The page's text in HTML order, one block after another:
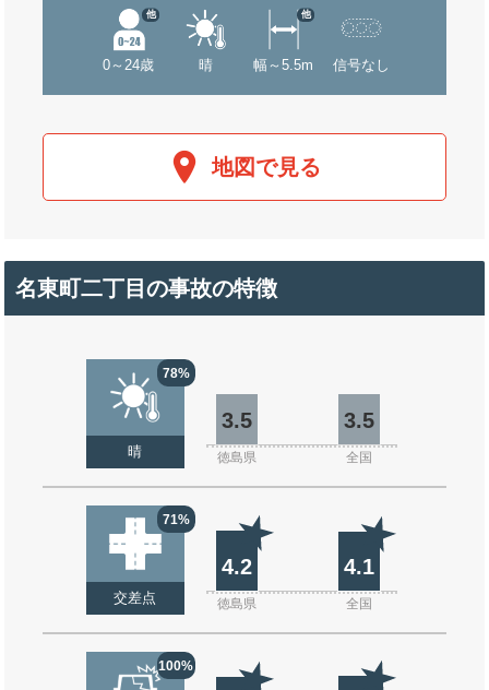
0～24歳
他
晴 幅～5.5m
他
信号なし
地図で見る
名東町二丁目の事故の特徴
78%
晴
3.5 3.5
徳島県 全国
71%
交差点
4.2 4.1
徳島県 全国
100%